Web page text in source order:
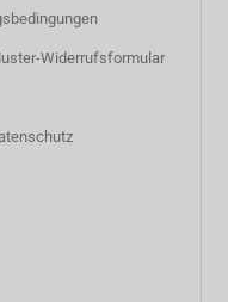
Widerrufsformular